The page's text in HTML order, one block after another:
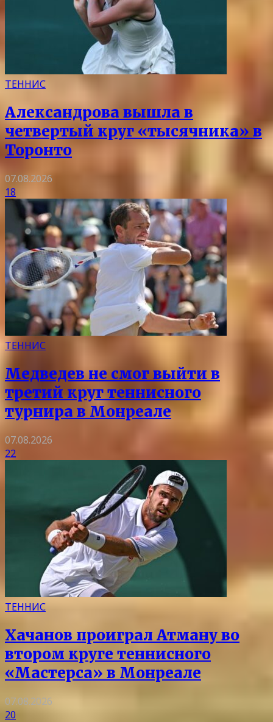
ТЕННИС
Александрова вышла в
четвертый круг «тысячника» в
Торонто
07.08.2026
18
ТЕННИС
Медведев не смог выйти в
третий круг теннисного
турнира в Монреале
07.08.2026
22
ТЕННИС
Хачанов проиграл Атману во
втором круге теннисного
«Мастерса» в Монреале
07.08.2026
20